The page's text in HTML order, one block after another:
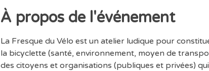
À propos de l'événement
La Fresque du Vélo est un atelier ludique pour
la bicyclette (santé, environnement, moyen de
des citoyens et organisations (publiques et privées)